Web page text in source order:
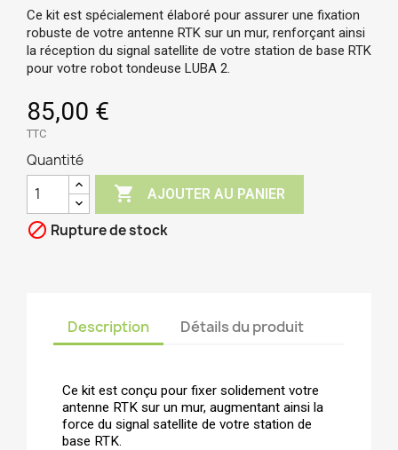
Ce kit est spécialement élaboré pour assurer une fixation
robuste de votre antenne RTK sur un mur, renforçant ainsi
la réception du signal satellite de votre station de base RTK
pour votre robot tondeuse LUBA 2.
85,00 €
TTC
Quantité
 AJOUTER AU PANIER
 Rupture de stock
Description Détails du produit
Ce kit est conçu pour fixer solidement votre
antenne RTK sur un mur, augmentant ainsi la
force du signal satellite de votre station de
base RTK.